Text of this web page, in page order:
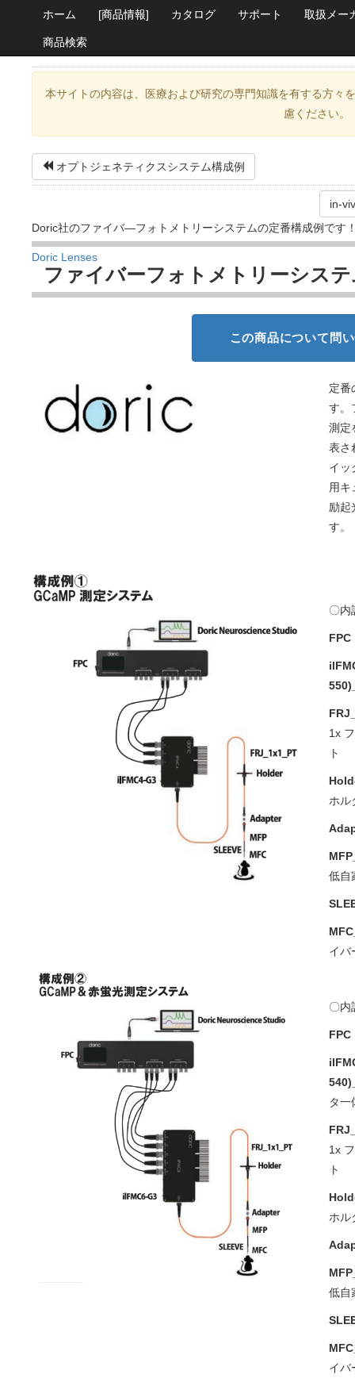
ホーム [商品情報] カタログ サポート 取扱メー
商品検索
本サイトの内容は、医療および研究の専門知識を有する方々
慮ください。
オプトジェネティクスシステム構成例
in-
Doric社のファイバ―フォトメトリーシステムの定番構成例です
Doric Lenses
ファイバーフォトメトリーシス
この商品について問
定番
す。
測定
表さ
イッ
用キ
励起
す。
〇内
FPC
1x
ホル
低自
イバ
〇内
FPC
タ一
1x
ホル
低自
イバ